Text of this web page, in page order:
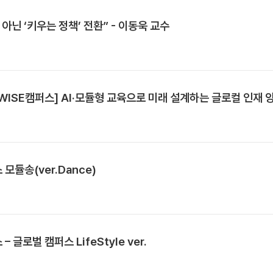
닌 ‘키우는 정책’ 전환” - 이동욱 교수
캠퍼스] AI·모듈형 교육으로 미래 설계하는 글로컬 인재
모듈송(ver.Dance)
글로벌 캠퍼스 LifeStyle ver.